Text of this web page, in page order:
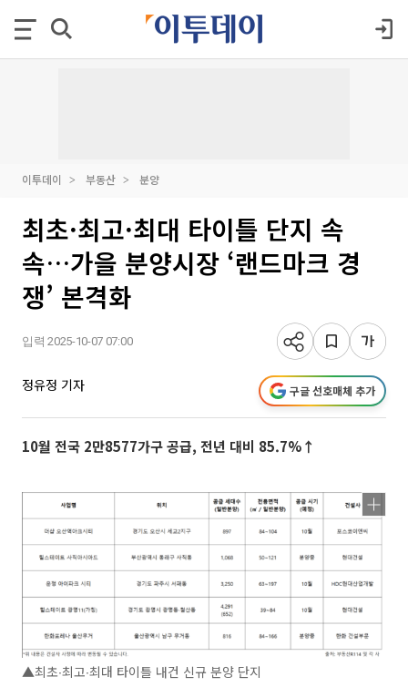
이투데이 부동산 분양
최초·최고·최대 타이틀 단지 속
속…가을 분양시장 ‘랜드마크 경
쟁’ 본격화
입력 2025-10-07 07:00
정유정 기자 구글 선호매체 추가
10월 전국 2만8577가구 공급, 전년 대비 85.7%↑
▲최초∙최고∙최대 타이틀 내건 신규 분양 단지